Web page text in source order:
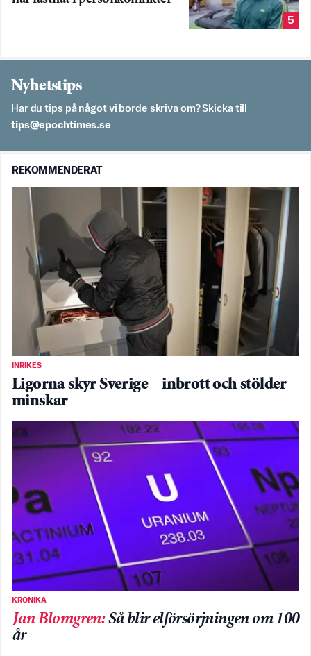
5
Nyhetstips
Har du tips på något vi borde skriva om? Skicka till
es.semithcope@spit
REKOMMENDERAT
INRIKES
Ligorna skyr Sverige – inbrott och stölder
minskar
KRÖNIKA
Jan Blomgren:Så blir elförsörjningen om 100
år